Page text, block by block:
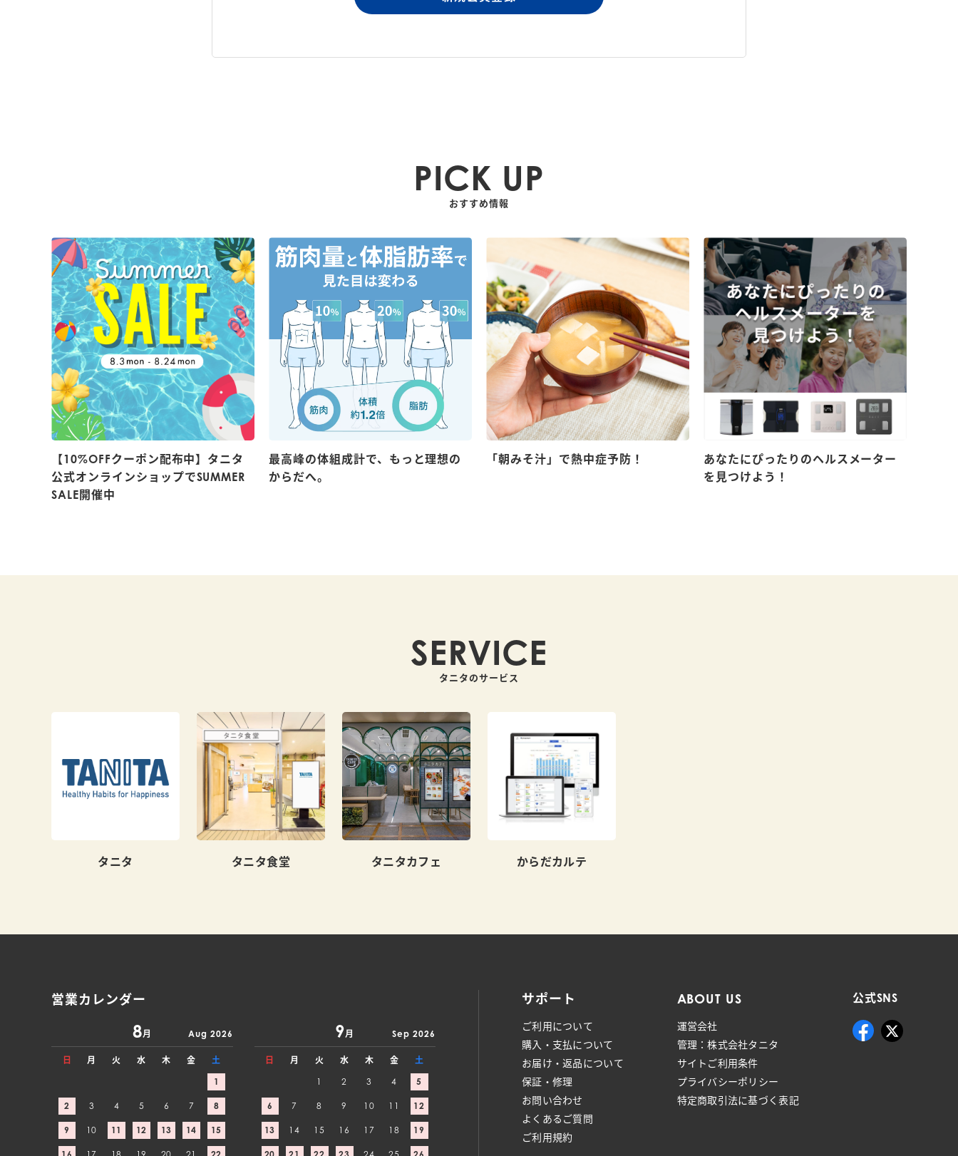
PICK UP
おすすめ情報
【10%OFFクーポン配布中】タニタ
公式オンラインショップでSUMMER
SALE開催中
最高峰の体組成計で、もっと理想の
からだへ。
「朝みそ汁」で熱中症予防！
あなたにぴったりのヘルスメーター
を見つけよう！
SERVICE
タニタのサービス
タニタ タニタ食堂 タニタカフェ からだカルテ
営業カレンダー
8月 Aug 2026
日 月 火 水 木 金
土
1
2 3 4 5 6 7 8
9 10 11 12 13 14 15
9月 Sep 2026
日 月 火 水 木 金
土
1
2 3 4 5
6 7 8 9 10 11 12
13 14 15 16 17 18 19
サポート
ご利用について
購入・支払について
お届け・返品について
保証・修理
お問い合わせ
よくあるご質問
ご利用規約
ABOUT US
運営会社
管理：株式会社タニタ
サイトご利用条件
プライバシーポリシー
特定商取引法に基づく表記
公式SNS